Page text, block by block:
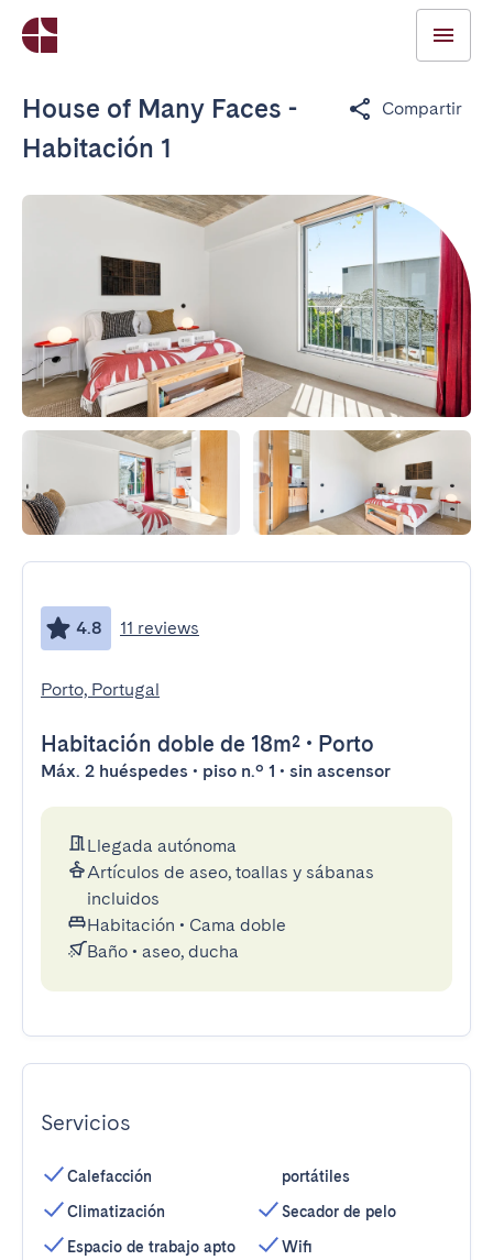
House of Many Faces -
Habitación 1
Compartir
4.8 11 reviews
Porto, Portugal
Habitación doble de 18m² • Porto
Máx. 2 huéspedes • piso n.º 1 • sin ascensor
Llegada autónoma
Artículos de aseo, toallas y sábanas
incluidos
Habitación • Cama doble
Baño • aseo, ducha
Servicios
Calefacción
Climatización
Espacio de trabajo apto
portátiles
Secador de pelo
Wifi